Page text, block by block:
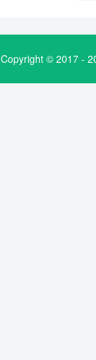
Copyright © 2017 -